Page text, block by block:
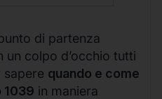
di partenza
colpo d’occhio tutti
sapere quando e come
1039 in maniera